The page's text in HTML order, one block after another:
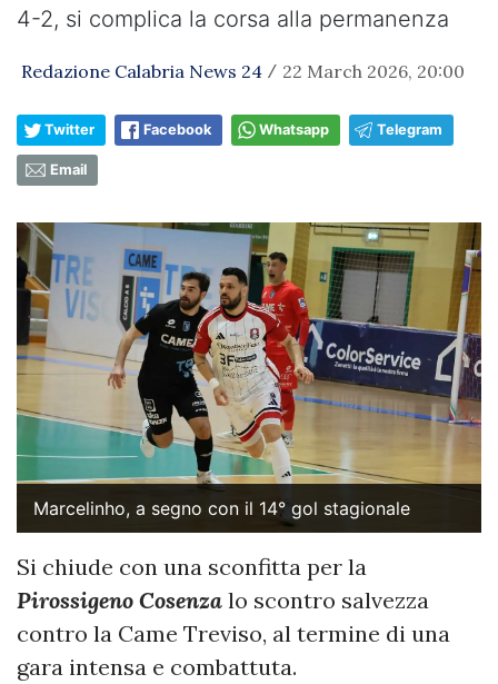
4-2, si complica la corsa alla permanenza
Redazione Calabria News 24 / 22 March 2026, 20:00
Twitter Facebook Whatsapp Telegram
Email
Marcelinho, a segno con il 14° gol stagionale
Si chiude con una sconfitta per la
Pirossigeno Cosenza lo scontro salvezza
contro la Came Treviso, al termine di una
gara intensa e combattuta.